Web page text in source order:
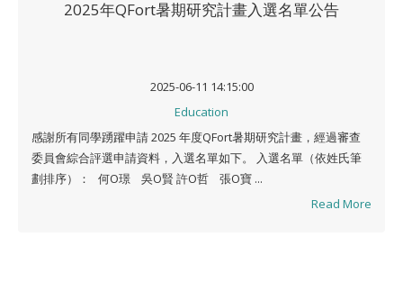
2025年QFort暑期研究計畫入選名單公告
2025-06-11 14:15:00
Education
感謝所有同學踴躍申請 2025 年度QFort暑期研究計畫，經過審查
委員會綜合評選申請資料，入選名單如下。 入選名單（依姓氏筆
劃排序）： 何O璟 吳O賢 許O哲 張O寶 ...
Read More